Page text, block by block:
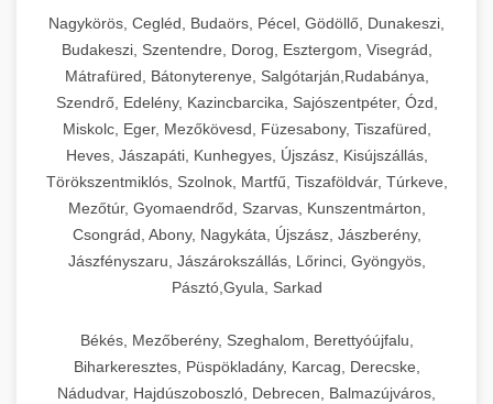
Nagykörös, Cegléd, Budaörs, Pécel, Gödöllő, Dunakeszi,
Budakeszi, Szentendre, Dorog, Esztergom, Visegrád,
Mátrafüred, Bátonyterenye, Salgótarján,Rudabánya,
Szendrő, Edelény, Kazincbarcika, Sajószentpéter, Ózd,
Miskolc, Eger, Mezőkövesd, Füzesabony, Tiszafüred,
Heves, Jászapáti, Kunhegyes, Újszász, Kisújszállás,
Törökszentmiklós, Szolnok, Martfű, Tiszaföldvár, Túrkeve,
Mezőtúr, Gyomaendrőd, Szarvas, Kunszentmárton,
Csongrád, Abony, Nagykáta, Újszász, Jászberény,
Jászfényszaru, Jászárokszállás, Lőrinci, Gyöngyös,
Pásztó,Gyula, Sarkad
Békés, Mezőberény, Szeghalom, Berettyóújfalu,
Biharkeresztes, Püspökladány, Karcag, Derecske,
Nádudvar, Hajdúszoboszló, Debrecen, Balmazújváros,